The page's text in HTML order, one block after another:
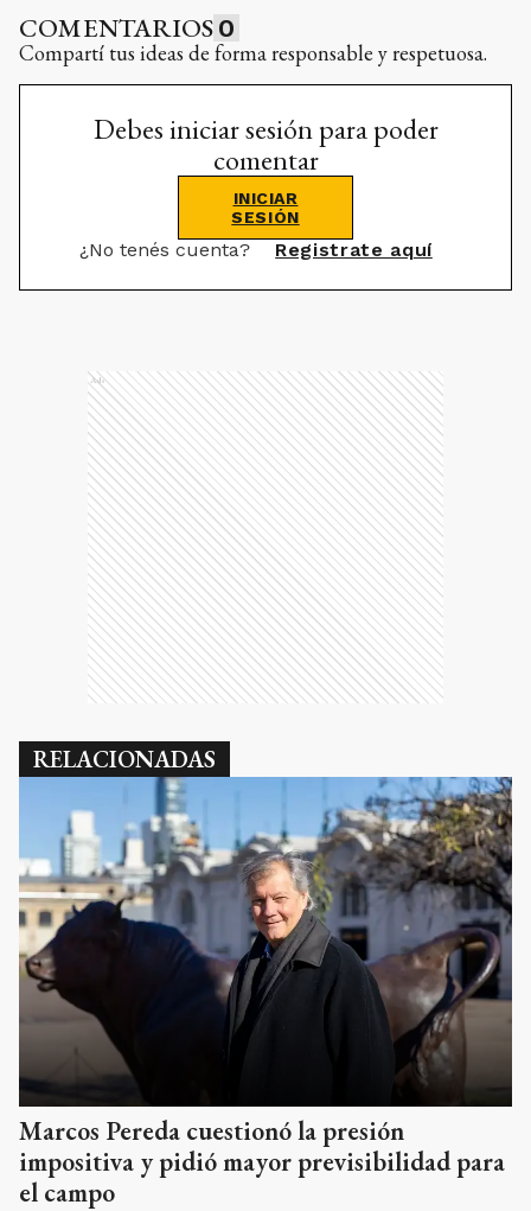
COMENTARIOS 0
Compartí tus ideas de forma responsable y respetuosa.
Debes iniciar sesión para poder
comentar
INICIAR
SESIÓN
¿No tenés cuenta? Registrate aquí
Ads
RELACIONADAS
Marcos Pereda cuestionó la presión
impositiva y pidió mayor previsibilidad para
el campo